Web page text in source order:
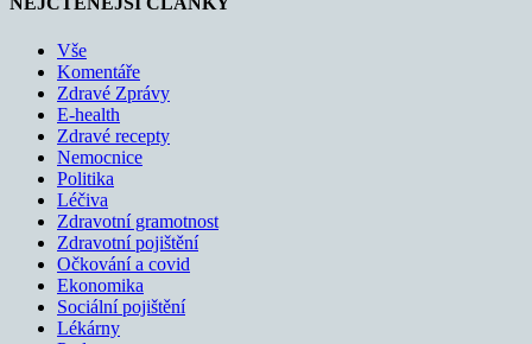
Vše
Komentáře
Zdravé Zprávy
E-health
Zdravé recepty
Nemocnice
Politika
Léčiva
Zdravotní gramotnost
Zdravotní pojištění
Očkování a covid
Ekonomika
Sociální pojištění
Lékárny